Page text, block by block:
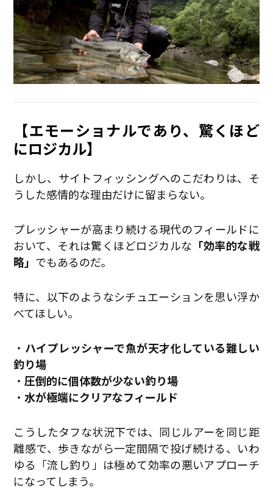
【エモーショナルであり、驚くほど
にロジカル】
しかし、サイトフィッシングへのこだわりは、そ
うした感情的な理由だけに留まらない。
プレッシャーが高まり続ける現代のフィールドに
おいて、それは驚くほどロジカルな 「効率的な戦
略」 でもあるのだ。
特に、以下のようなシチュエーションを思い浮か
べてほしい。
・ ハイプレッシャーで魚が天才化している難しい
釣り場
・ 圧倒的に個体数が少ない釣り場
・水が極端にクリアなフィールド
こうしたタフな状況下では、同じルアーを同じ距
離感で、歩きながら一定間隔で投げ続ける、いわ
ゆる「流し釣り」は極めて効率の悪いアプローチ
になってしまう。